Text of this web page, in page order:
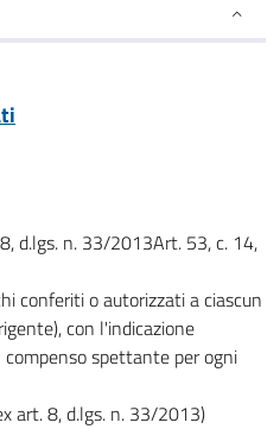
d.lgs. n. 33/2013Art. 53, c. 14,
conferiti o autorizzati a ciascun
con l'indicazione
spettante per ogni
art. 8, d.lgs. n. 33/2013)